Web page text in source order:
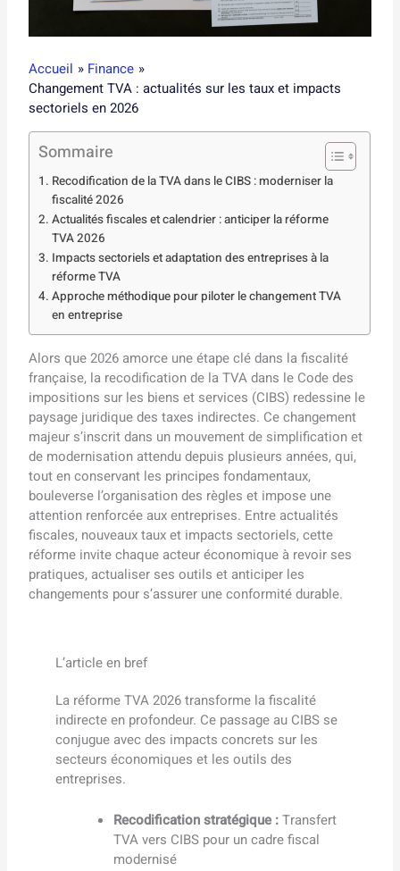
Accueil
Finance
Changement TVA : actualités sur les taux et impacts
sectoriels en 2026
Sommaire
Recodification de la TVA dans le CIBS : moderniser la
fiscalité 2026
Actualités fiscales et calendrier : anticiper la réforme
TVA 2026
Impacts sectoriels et adaptation des entreprises à la
réforme TVA
Approche méthodique pour piloter le changement TVA
en entreprise
Alors que 2026 amorce une étape clé dans la fiscalité
française, la recodification de la TVA dans le Code des
impositions sur les biens et services (CIBS) redessine le
paysage juridique des taxes indirectes. Ce changement
majeur s’inscrit dans un mouvement de simplification et
de modernisation attendu depuis plusieurs années, qui,
tout en conservant les principes fondamentaux,
bouleverse l’organisation des règles et impose une
attention renforcée aux entreprises. Entre actualités
fiscales, nouveaux taux et impacts sectoriels, cette
réforme invite chaque acteur économique à revoir ses
pratiques, actualiser ses outils et anticiper les
changements pour s’assurer une conformité durable.
L’article en bref
La réforme TVA 2026 transforme la fiscalité
indirecte en profondeur. Ce passage au CIBS se
conjugue avec des impacts concrets sur les
secteurs économiques et les outils des
entreprises.
Recodification stratégique :Transfert
TVA vers CIBS pour un cadre fiscal
modernisé